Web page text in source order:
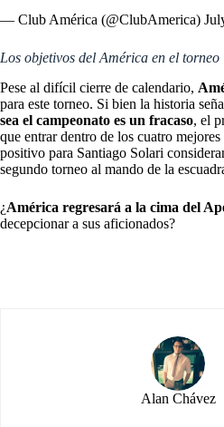
— Club América (@ClubAmerica)
Los objetivos del América en el torneo
Pese al difícil cierre de calendario,
para este torneo. Si bien la historia
sea el campeonato es un fracaso, el
que entrar dentro de los cuatro
positivo para Santiago Solari
segundo torneo al mando de la
¿América regresará a la cima del
decepcionar a sus aficionados?
Alan Chávez